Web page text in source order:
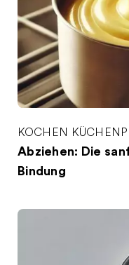
KOCHEN
Abziehen: Die
Bindung